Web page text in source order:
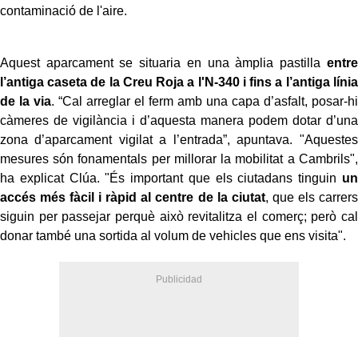
contaminació de l'aire.
Aquest aparcament se situaria en una àmplia pastilla entre
l’antiga caseta de la Creu Roja a l'N-340 i fins a l’antiga línia
de la via. “Cal arreglar el ferm amb una capa d’asfalt, posar-hi
càmeres de vigilància i d’aquesta manera podem dotar d’una
zona d’aparcament vigilat a l’entrada”, apuntava. "Aquestes
mesures són fonamentals per millorar la mobilitat a Cambrils",
ha explicat Clúa. "És important que els ciutadans tinguin un
accés més fàcil i ràpid al centre de la ciutat, que els carrers
siguin per passejar perquè això revitalitza el comerç; però cal
donar també una sortida al volum de vehicles que ens visita".